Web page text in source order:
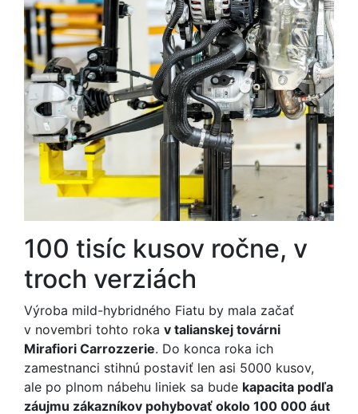
100 tisíc kusov ročne, v
troch verziách
Výroba mild-hybridného Fiatu by mala začať
v novembri tohto roka v talianskej továrni
Mirafiori Carrozzerie. Do konca roka ich
zamestnanci stihnú postaviť len asi 5000 kusov,
ale po plnom nábehu liniek sa bude kapacita podľa
záujmu zákazníkov pohybovať okolo 100 000 áut